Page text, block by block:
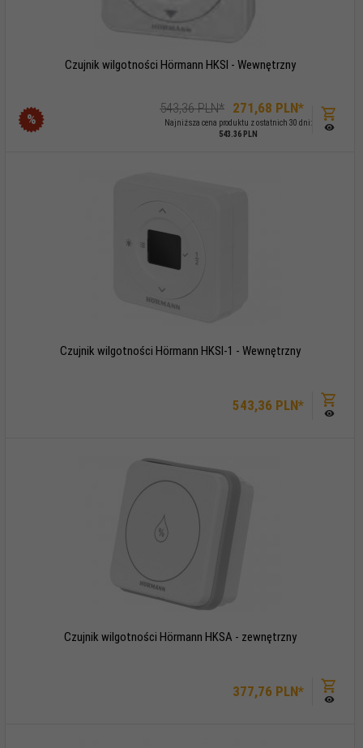
%
271,68 PLN*
543,36 PLN*
Najniższa cena produktu z ostatnich 30 dni:
543.36 PLN
Czujnik wilgotności Hörmann HKSI - Wewnętrzny
543,36 PLN*
Czujnik wilgotności Hörmann HKSI-1 - Wewnętrzny
377,76 PLN*
Czujnik wilgotności Hörmann HKSA - zewnętrzny